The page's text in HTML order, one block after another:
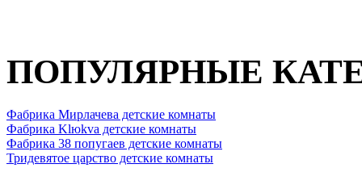
ПОПУЛЯРНЫЕ
Фабрика Мирлачева детские комнаты
Фабрика Klюkva детские комнаты
Фабрика 38 попугаев детские комнаты
Тридевятое царство детские комнаты